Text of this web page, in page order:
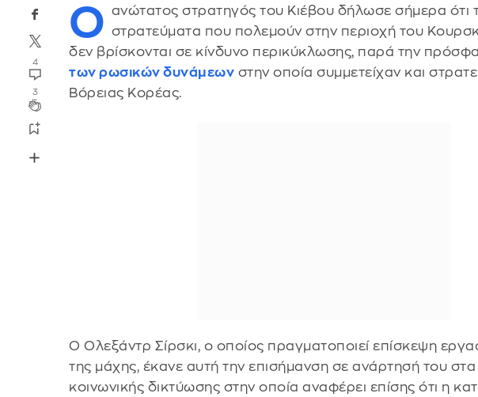
4
3
Ο ανώτατος στρατηγός του Κιέβου δήλωσε σήμερα ότι
στρατεύματα που πολεμούν στην περιοχή του
δεν βρίσκονται σε κίνδυνο περικύκλωσης, παρά την
των ρωσικών δυνάμεων στην οποία συμμετείχαν και
Βόρειας Κορέας.
Ο Ολεξάντρ Σίρσκι, ο οποίος πραγματοποιεί επίσκεψη
της μάχης, έκανε αυτή την επισήμανση σε ανάρτησή του
κοινωνικής δικτύωσης στην οποία αναφέρει επίσης ότι η